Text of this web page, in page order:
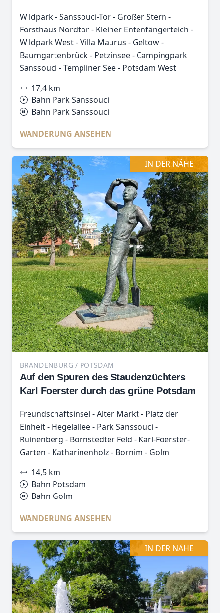
Wildpark - Sanssouci-Tor - Großer Stern -
Forsthaus Nordtor - Kleiner Entenfängerteich -
Wildpark West - Villa Maurus - Geltow -
Baumgartenbrück - Petzinsee - Campingpark
Sanssouci - Templiner See - Potsdam West
17,4 km
Bahn Park Sanssouci
Bahn Park Sanssouci
WANDERUNG ANSEHEN
IN DER NÄHE
BRANDENBURG / POTSDAM
Auf den Spuren des Staudenzüchters
Karl Foerster durch das grüne Potsdam
Freundschaftsinsel - Alter Markt - Platz der
Einheit - Hegelallee - Park Sanssouci -
Ruinenberg - Bornstedter Feld - Karl-Foerster-
Garten - Katharinenholz - Bornim - Golm
14,5 km
Bahn Potsdam
Bahn Golm
WANDERUNG ANSEHEN
IN DER NÄHE